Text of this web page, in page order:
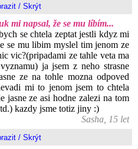
mi napsal, že se mu líbím...
se chtela zeptat jestli kdyz mi
se mu libim myslel tim jenom ze
vic?(pripadami ze tahle veta ma
ja jsem z neho strasne
ze na tohle mozna odpoved
mi to jenom jsem to chtela
jasne ze asi hodne zalezi na tom
kazdy jsme totiz jiny :)
Sasha, 15 let